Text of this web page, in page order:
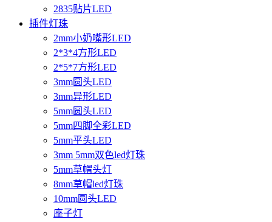
2835贴片LED
插件灯珠
2mm小奶嘴形LED
2*3*4方形LED
2*5*7方形LED
3mm圆头LED
3mm异形LED
5mm圆头LED
5mm四脚全彩LED
5mm平头LED
3mm 5mm双色led灯珠
5mm草帽头灯
8mm草帽led灯珠
10mm圆头LED
座子灯